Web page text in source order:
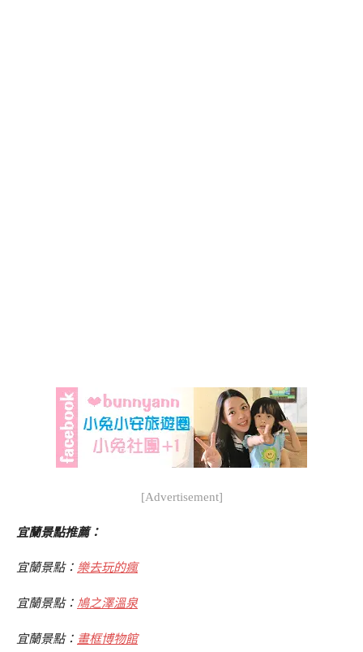
[Advertisement]
宜蘭景點推薦：
宜蘭景點： 樂去玩的瘋
宜蘭景點： 鳩之澤溫泉
宜蘭景點： 畫框博物館